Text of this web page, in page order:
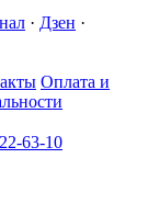
· Дзен ·
Оплата и
63-10